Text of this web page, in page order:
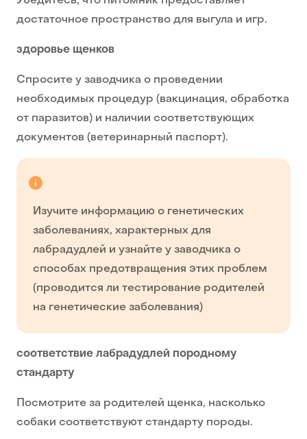
достаточное пространство для выгула и игр.
здоровье щенков
Спросите у заводчика о проведении
необходимых процедур (вакцинация, обработка
от паразитов) и наличии соответствующих
документов (ветеринарный паспорт).
Изучите информацию о генетических
заболеваниях, характерных для
лабрадудлей и узнайте у заводчика о
способах предотвращения этих проблем
(проводится ли тестирование родителей
на генетические заболевания)
соответствие лабрадудлей породному
стандарту
Посмотрите за родителей щенка, насколько
собаки соответствуют стандарту породы.